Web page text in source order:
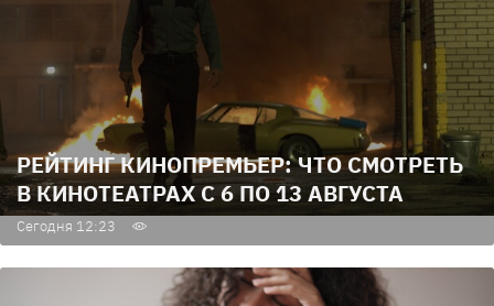
РЕЙТИНГ КИНОПРЕМЬЕР: ЧТО СМОТРЕТЬ
В КИНОТЕАТРАХ С 6 ПО 13 АВГУСТА
Сегодня 12:23